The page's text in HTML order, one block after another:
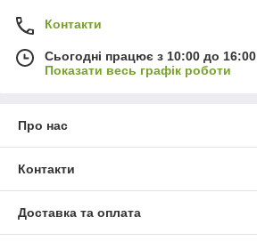
Контакти
Сьогодні працює з 10:00 до 16:00
Показати весь графік роботи
Про нас
Контакти
Доставка та оплата